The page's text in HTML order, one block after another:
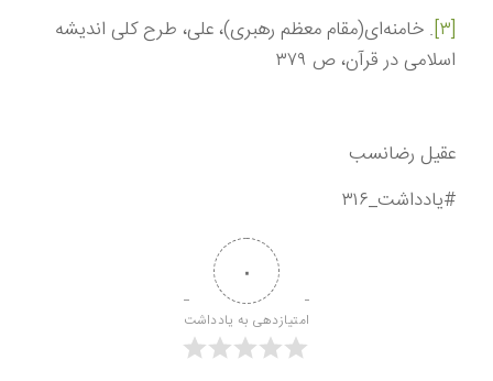
[۳]
. خامنه‌ای(مقام معظم رهبری)، علی، طرح کلی اندیشه
اسلامی در قرآن، ص ۳۷۹
عقیل رضانسب
#یادداشت_۳۱۶
۰
امتیازدهی به یادداشت